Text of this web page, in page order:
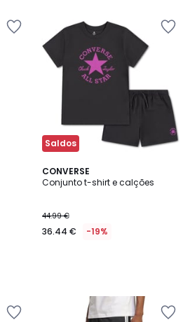
Saldos
CONVERSE
Conjunto t-shirt e calções
44.99 €
36.44 € -19%